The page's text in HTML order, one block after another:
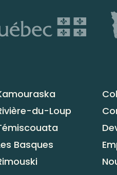
du-Loup
Basques